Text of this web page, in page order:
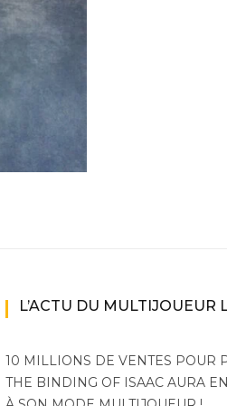
L’ACTU DU MULTIJOUEUR
10 MILLIONS DE VENTES POUR
THE BINDING OF ISAAC AURA